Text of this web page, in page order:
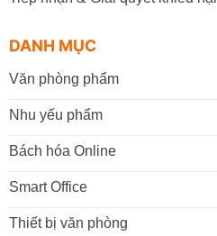
DANH MỤC
Văn phòng phẩm
Nhu yếu phẩm
Bách hóa Online
Smart Office
Thiết bị văn phòng